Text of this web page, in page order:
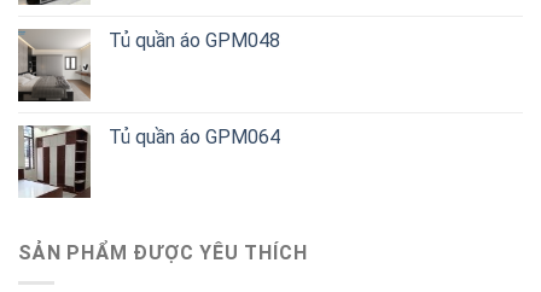
Tủ quần áo GPM048
Tủ quần áo GPM064
SẢN PHẨM ĐƯỢC YÊU THÍCH